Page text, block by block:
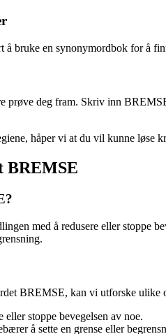
å bruke en synonymordbok for å
prøve deg fram. Skriv inn
håper vi at du vil kunne
BREMSE
med å redusere eller stoppe
BREMSE, kan vi utforske ulike
eller stoppe bevegelsen av noe.
å sette en grense eller